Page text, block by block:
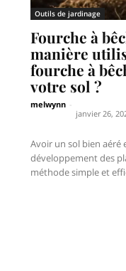
Outils de jardinage
Fourche à
manière
fourche à
votre sol ?
melwynn
janvier 26,
Avoir un sol bien aéré
développement des
méthode simple et